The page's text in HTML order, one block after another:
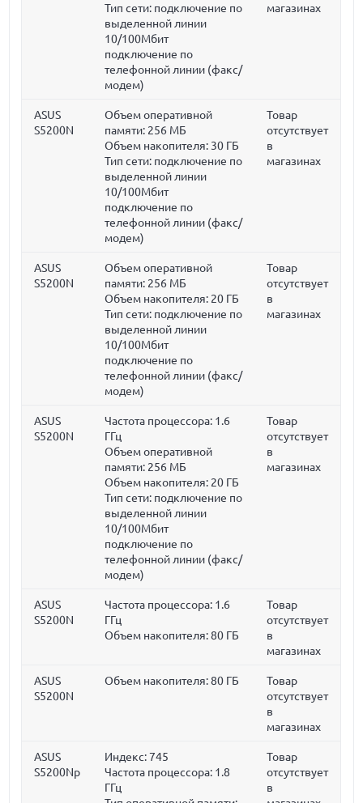
Тип сети: подключение по
выделенной линии
10/100Мбит
подключение по
телефонной линии (факс/
модем)
магазинах
ASUS
S5200N
Объем оперативной
памяти: 256 МБ
Объем накопителя: 30 ГБ
Тип сети: подключение по
выделенной линии
10/100Мбит
подключение по
телефонной линии (факс/
модем)
Товар
отсутствует
в
магазинах
ASUS
S5200N
Объем оперативной
памяти: 256 МБ
Объем накопителя: 20 ГБ
Тип сети: подключение по
выделенной линии
10/100Мбит
подключение по
телефонной линии (факс/
модем)
Товар
отсутствует
в
магазинах
ASUS
S5200N
Частота процессора: 1.6
ГГц
Объем оперативной
памяти: 256 МБ
Объем накопителя: 20 ГБ
Тип сети: подключение по
выделенной линии
10/100Мбит
подключение по
телефонной линии (факс/
модем)
Товар
отсутствует
в
магазинах
ASUS
S5200N
Частота процессора: 1.6
ГГц
Объем накопителя:80 ГБ
Товар
отсутствует
в
магазинах
ASUS
S5200N
Объем накопителя:80 ГБ
Товар
отсутствует
в
магазинах
ASUS
S5200Np
Индекс: 745
Частота процессора: 1.8
ГГц
Товар
отсутствует
в